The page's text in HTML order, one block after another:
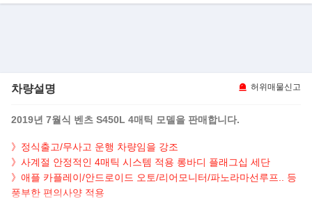
차량설명 허위매물신고
2019년 7월식 벤츠 S450L 4매틱 모델을 판매합니다.
》정식출고/무사고 운행 차량임을 강조
》사계절 안정적인 4매틱 시스템 적용 롱바디 플래그십 세단
》애플 카플레이/안드로이드 오토/리어모니터/파노라마선루프.. 등
풍부한 편의사양 적용